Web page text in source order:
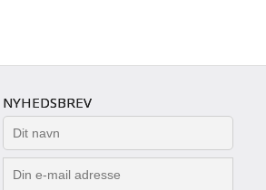
NYHEDSBREV